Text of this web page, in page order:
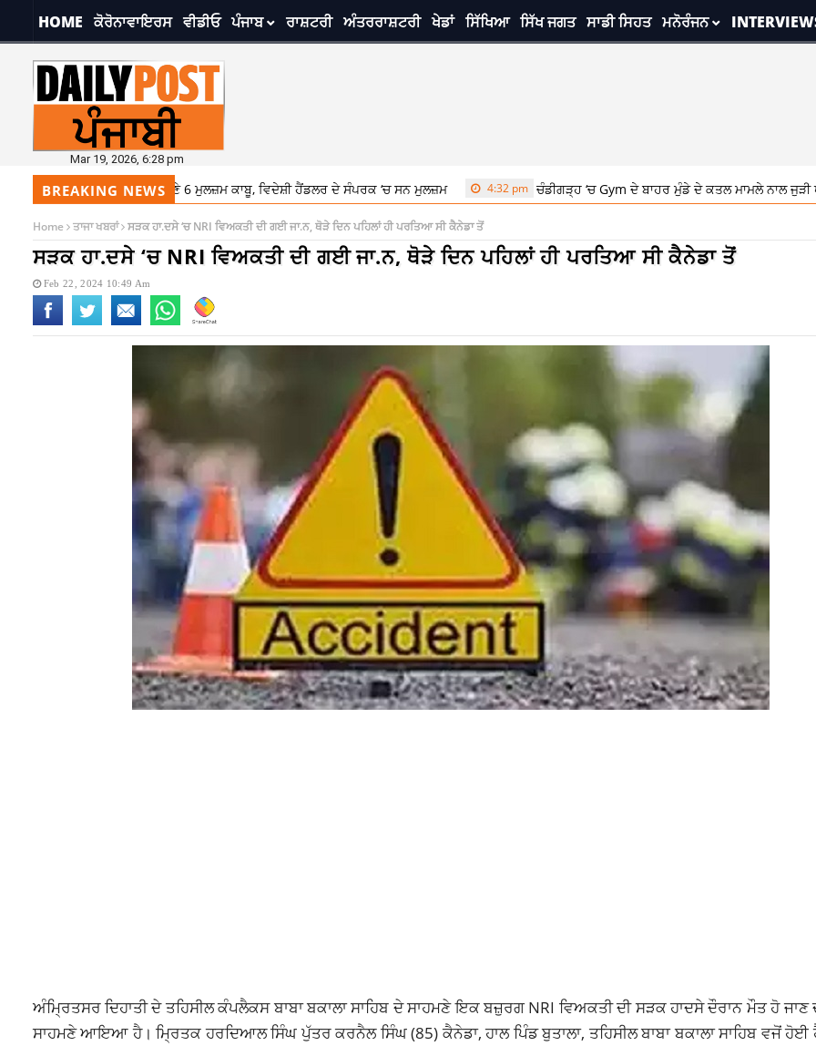
HOME ਕੋਰੋਨਾਵਾਇਰਸ ਵੀਡੀਓ ਪੰਜਾਬ ਰਾਸ਼ਟਰੀ ਅੰਤਰਰਾਸ਼ਟਰੀ ਖੇਡਾਂ ਸਿੱਖਿਆ ਸਿੱਖ ਜਗਤ ਸਾਡੀ ਸਿਹਤ ਮਨੋਰੰਜਨ
Mar 19, 2026, 6:28 pm
BREAKING NEWS
ਵੱਲੋਂ ਹਥਿਆਰਾਂ ਸਣੇ 6 ਮੁਲਜ਼ਮ ਕਾਬੂ, ਵਿਦੇਸ਼ੀ ਹੈਂਡਲਰ ਦੇ ਸੰਪਰਕ ‘ਚ ਸਨ ਮੁਲਜ਼ਮ 4:32 pm ਚੰਡੀਗੜ੍ਹ ‘ਚ Gym ਦੇ ਬਾਹਰ ਮੁੰਡੇ ਦੇ ਕਤਲ ਮਾਮਲੇ ਨਾਲ ਜੁੜੀ ਖਬਰ,
Home ਤਾਜਾ ਖਬਰਾਂ ਸੜਕ ਹਾ.ਦਸੇ ‘ਚ NRI ਵਿਅਕਤੀ ਦੀ ਗਈ ਜਾ.ਨ, ਥੋੜੇ ਦਿਨ ਪਹਿਲਾਂ ਹੀ ਪਰਤਿਆ ਸੀ ਕੈਨੇਡਾ ਤੋਂ
ਸੜਕ ਹਾ.ਦਸੇ ‘ਚ NRI ਵਿਅਕਤੀ ਦੀ ਗਈ ਜਾ.ਨ, ਥੋੜੇ ਦਿਨ ਪਹਿਲਾਂ ਹੀ ਪਰਤਿਆ ਸੀ ਕੈਨੇਡਾ ਤੋਂ
Feb 22, 2024 10:49 Am
ਅੰਮ੍ਰਿਤਸਰ ਦਿਹਾਤੀ ਦੇ ਤਹਿਸੀਲ ਕੰਪਲੈਕਸ ਬਾਬਾ ਬਕਾਲਾ ਸਾਹਿਬ ਦੇ ਸਾਹਮਣੇ ਇਕ ਬਜ਼ੁਰਗ NRI ਵਿਅਕਤੀ ਦੀ ਸੜਕ ਹਾਦਸੇ ਦੌਰਾਨ ਮੌਤ ਹੋ ਜਾਣ
ਸਾਹਮਣੇ ਆਇਆ ਹੈ। ਮ੍ਰਿਤਕ ਹਰਦਿਆਲ ਸਿੰਘ ਪੁੱਤਰ ਕਰਨੈਲ ਸਿੰਘ (85) ਕੈਨੇਡਾ, ਹਾਲ ਪਿੰਡ ਬੁਤਾਲਾ, ਤਹਿਸੀਲ ਬਾਬਾ ਬਕਾਲਾ ਸਾਹਿਬ ਵਜੋਂ ਹੋਈ